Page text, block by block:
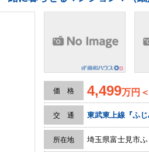
価 格 4,499万円
交 通 東武東上線『ふ
所在地 埼玉県富士見市